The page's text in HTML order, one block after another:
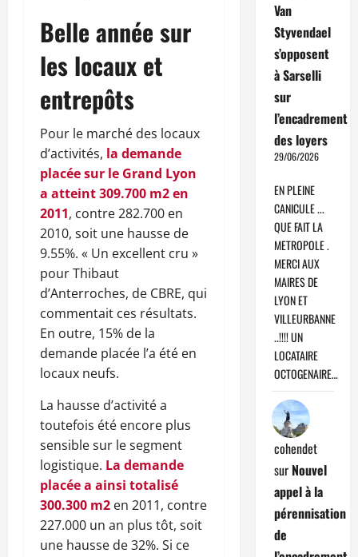
Belle année sur
les locaux et
entrepôts
Pour le marché des locaux
d’activités, la demande
placée sur le Grand Lyon
a atteint 309.700 m2 en
2011, contre 282.700 en
2010, soit une hausse de
9.55%. « Un excellent cru »
pour Thibaut
d’Anterroches, de CBRE, qui
commentait ces résultats.
En outre, 15% de la
demande placée l’a été en
locaux neufs.
La hausse d’activité a
toutefois été encore plus
sensible sur le segment
logistique. La demande
placée a ainsi totalisé
300.300 m2 en 2011, contre
227.000 un an plus tôt, soit
une hausse de 32%. Si ce
Van
Styvendael
s’opposent
à Sarselli
sur
l’encadrement
des loyers
29/06/2026
EN PLEINE
CANICULE ...
QUE FAIT LA
METROPOLE .
MERCI AUX
MAIRES DE
LYON ET
VILLEURBANNE
..!!!! UN
LOCATAIRE
OCTOGENAIRE…
cohendet
sur Nouvel
appel à la
pérennisation
de